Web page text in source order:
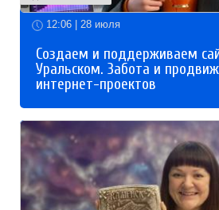
12:06 | 28 июля
Создаем и поддерживаем
Уральском. Забота и
интернет-проектов